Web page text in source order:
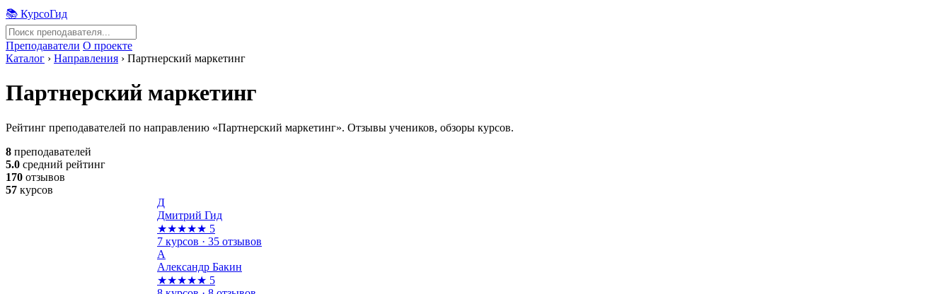
📚 КурсоГид
Преподаватели О проекте
Каталог › Направления › Партнерский маркетинг
Партнерский маркетинг
Рейтинг преподавателей по направлению «Партнерский маркетинг». Отзывы учеников, обзоры курсов.
8 преподавателей
5.0 средний рейтинг
170 отзывов
57 курсов
Д
Дмитрий Гид
★★★★★ 5
7 курсов · 35 отзывов
А
Александр Бакин
★★★★★ 5